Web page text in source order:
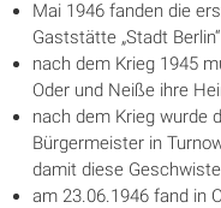
Mai 1946 fanden die
Gaststätte „Stadt
nach dem Krieg 1945
Oder und Neiße ihre
nach dem Krieg wurde
Bürgermeister in
damit diese
am 23.06.1946 fand in